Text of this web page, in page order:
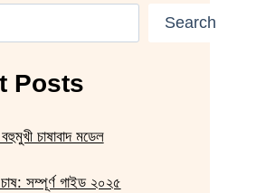
Search
Posts
চাষাবাদ মডেল
সম্পূর্ণ গাইড ২০২৫